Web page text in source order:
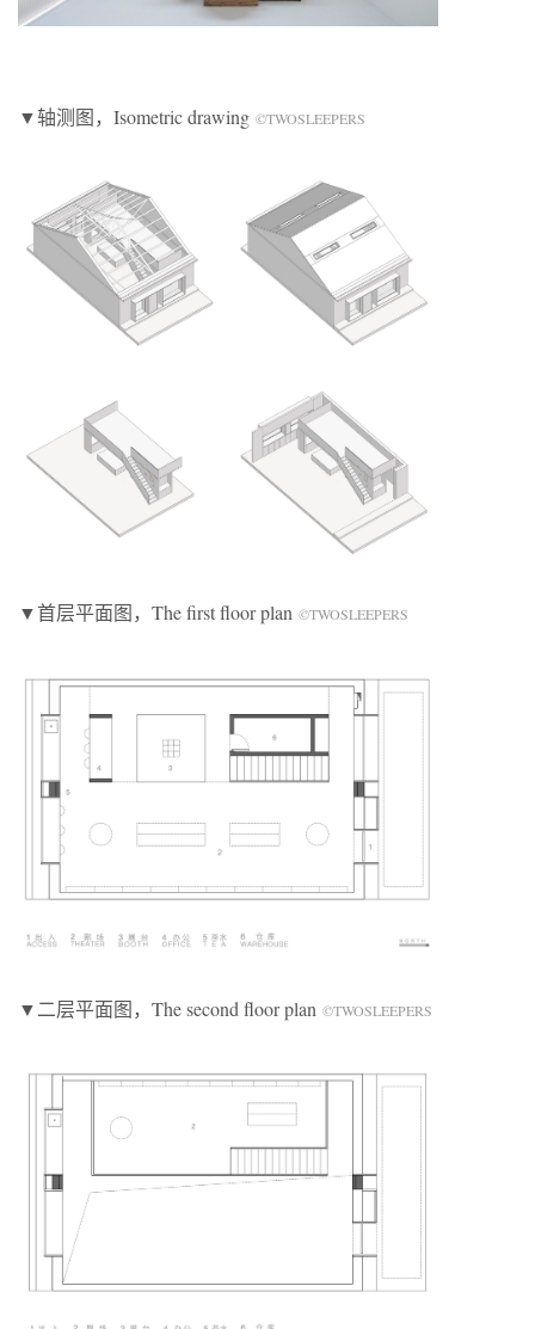
▼轴测图，Isometric drawing ©TWOSLEEPERS
▼首层平面图，The first floor plan ©TWOSLEEPERS
▼二层平面图，The second floor plan ©TWOSLEEPERS